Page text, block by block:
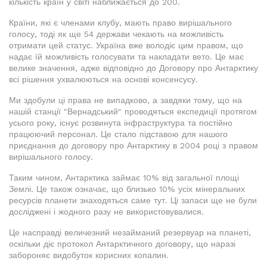
Країни, які є членами клубу, мають право вирішального
голосу, тоді як ще 54 держави чекають на можливість
отримати цей статус. Україна вже володіє цим правом, що
надає їй можливість голосувати та накладати вето. Це має
велике значення, адже відповідно до Договору про Антарктику
всі рішення ухвалюються на основі консенсусу.
Ми здобули ці права не випадково, а завдяки тому, що на
нашій станції "Вернадський" проводяться експедиції протягом
усього року, існує розвинута інфраструктура та постійно
працюючий персонал. Це стало підставою для нашого
приєднання до договору про Антарктику в 2004 році з правом
вирішального голосу.
Таким чином, Антарктика займає 10% від загальної площі
Землі. Це також означає, що близько 10% усіх мінеральних
ресурсів планети знаходяться саме тут. Ці запаси ще не були
досліджені і жодного разу не використовувалися.
Це насправді величезний незайманий резервуар на планеті,
оскільки діє протокол Антарктичного договору, що наразі
забороняє видобуток корисних копалин.